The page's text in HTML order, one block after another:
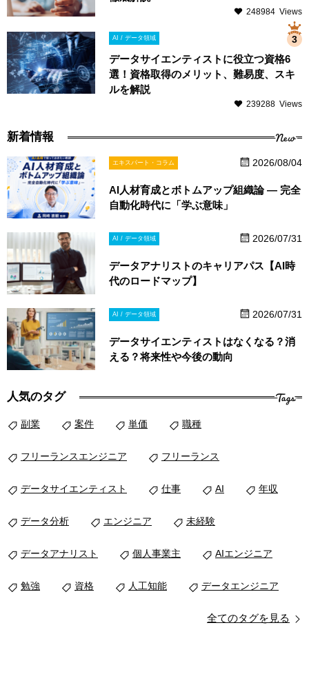
248984 Views
AI / データ領域
データサイエンティストに役立つ資格6
選！資格取得のメリット、難易度、スキ
ルを解説
239288 Views
新着情報 New
エキスパート・コラム 2026/08/04
AI人材育成とボトムアップ組織論 ― 完全
自動化時代に「学ぶ意味」
AI / データ領域 2026/07/31
データアナリストのキャリアパス【AI時
代のロードマップ】
AI / データ領域 2026/07/31
データサイエンティストはなくなる？消
える？将来性や今後の動向
人気のタグ Tags
副業 案件 単価 職種
フリーランスエンジニア フリーランス
データサイエンティスト 仕事 AI 年収
データ分析 エンジニア 未経験
データアナリスト 個人事業主 AIエンジニア
勉強 資格 人工知能 データエンジニア
全てのタグを見る